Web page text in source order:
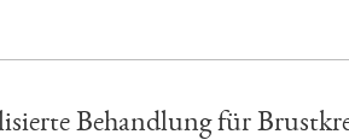
Behandlung für